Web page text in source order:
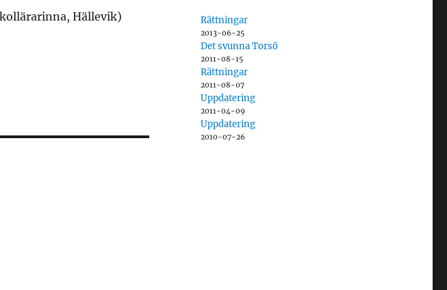
Hällevik) Rättningar
2013-06-25
Det svunna Torsö
2011-08-15
Rättningar
2011-08-07
Uppdatering
2011-04-09
Uppdatering
2010-07-26